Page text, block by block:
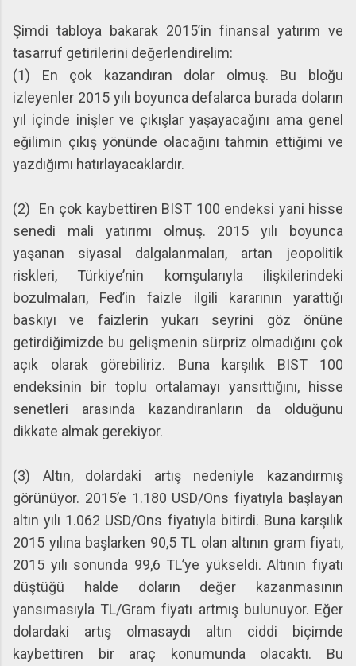
Şimdi tabloya bakarak 2015’in finansal yatırım ve
tasarruf getirilerini değerlendirelim:
(1) En çok kazandıran dolar olmuş. Bu bloğu
izleyenler 2015 yılı boyunca defalarca burada doların
yıl içinde inişler ve çıkışlar yaşayacağını ama genel
eğilimin çıkış yönünde olacağını tahmin ettiğimi ve
yazdığımı hatırlayacaklardır.
(2) En çok kaybettiren BIST 100 endeksi yani hisse
senedi mali yatırımı olmuş. 2015 yılı boyunca
yaşanan siyasal dalgalanmaları, artan jeopolitik
riskleri, Türkiye’nin komşularıyla ilişkilerindeki
bozulmaları, Fed’in faizle ilgili kararının yarattığı
baskıyı ve faizlerin yukarı seyrini göz önüne
getirdiğimizde bu gelişmenin sürpriz olmadığını çok
açık olarak görebiliriz. Buna karşılık BIST 100
endeksinin bir toplu ortalamayı yansıttığını, hisse
senetleri arasında kazandıranların da olduğunu
dikkate almak gerekiyor.
(3) Altın, dolardaki artış nedeniyle kazandırmış
görünüyor. 2015’e 1.180 USD/Ons fiyatıyla başlayan
altın yılı 1.062 USD/Ons fiyatıyla bitirdi. Buna karşılık
2015 yılına başlarken 90,5 TL olan altının gram fiyatı,
2015 yılı sonunda 99,6 TL’ye yükseldi. Altının fiyatı
düştüğü halde doların değer kazanmasının
yansımasıyla TL/Gram fiyatı artmış bulunuyor. Eğer
dolardaki artış olmasaydı altın ciddi biçimde
kaybettiren bir araç konumunda olacaktı. Bu